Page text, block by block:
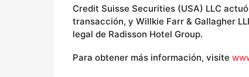
Credit Suisse Securities (USA) LLC
transacción, y Willkie Farr & Gallagher
legal de Radisson Hotel Group.
Para obtener más información, visite